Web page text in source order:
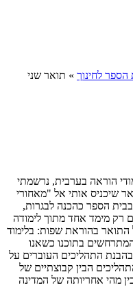
הספר לחינוך » תואר שני
הוראה בערבית, נרשמתי
שיכניס אותי אל "מאחורי
הספר כהכנה לבגרות,
רק מימד אחד מתוך לימודה
בהוראת שפות: בלימוד
המתרחשים בתוכנו כשאנו
התהליכים העוברים על
הבין קבוצתיים של
מהי אחריותה של המדינה